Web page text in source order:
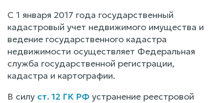
С 1 января 2017 года государственный
кадастровый учет недвижимого имущества и
ведение государственного кадастра
недвижимости осуществляет Федеральная
служба государственной регистрации,
кадастра и картографии.
В силу ст. 12 ГК РФ устранение реестровой